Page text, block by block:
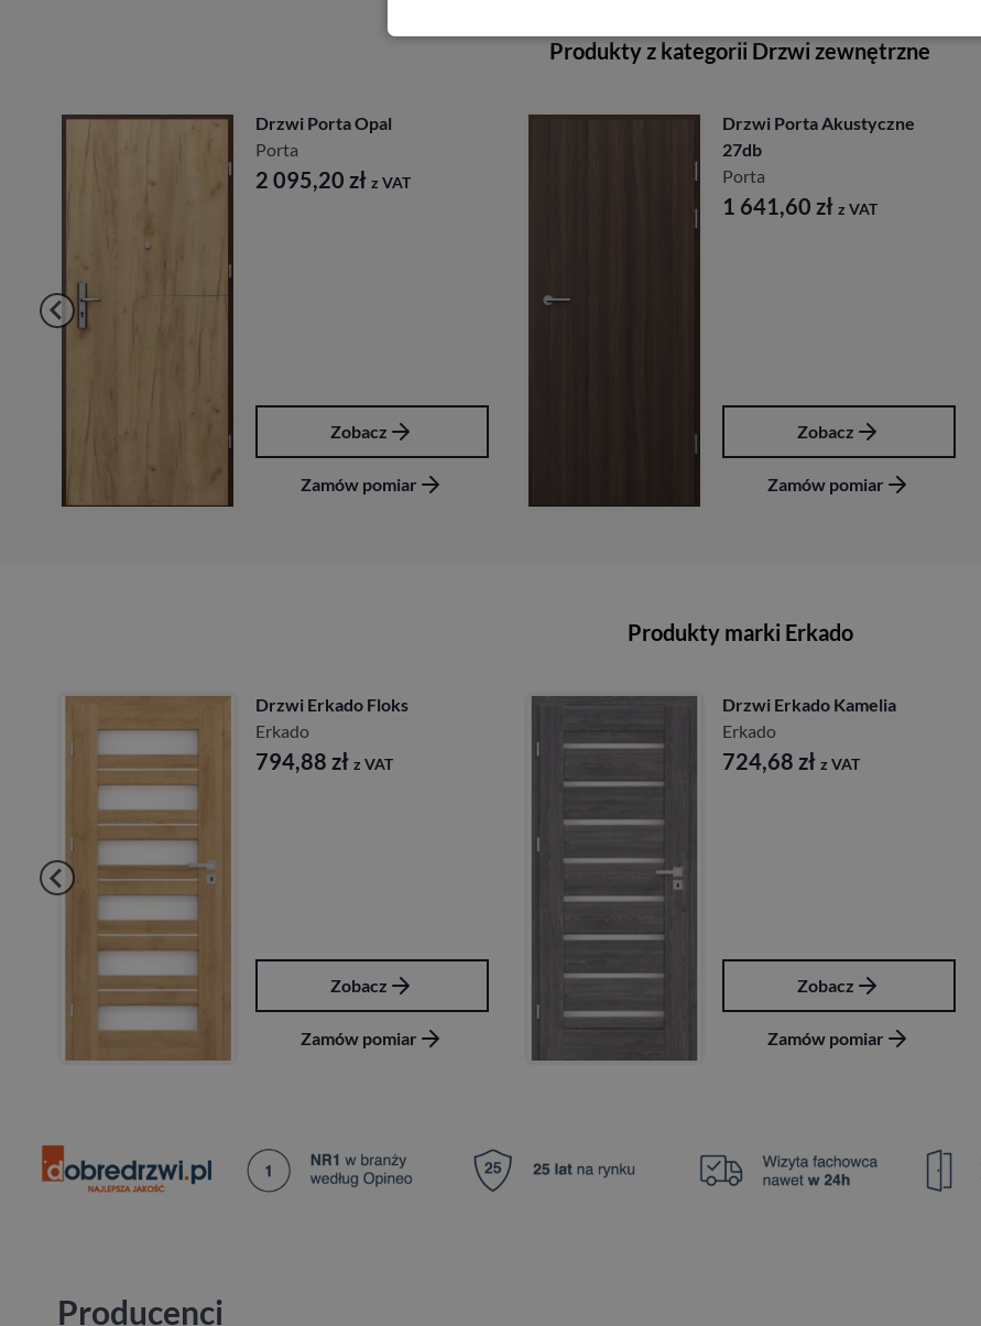
Produkty z kategorii Drzwi zewnętrzne
Drzwi Porta Opal
2 095,20 z VAT
Zobacz
Zamów pomiar
Drzwi Porta Akustyczne
1 641,60 z VAT
Zobacz
Zamów pomiar
Produkty marki Erkado
Drzwi Erkado Floks
Erkado
794,88 zł z VAT
Zobacz
Zamów pomiar
Drzwi Erkado Kamelia
Erkado
724,68 zł z VAT
Zobacz
Zamów pomiar
Producenci